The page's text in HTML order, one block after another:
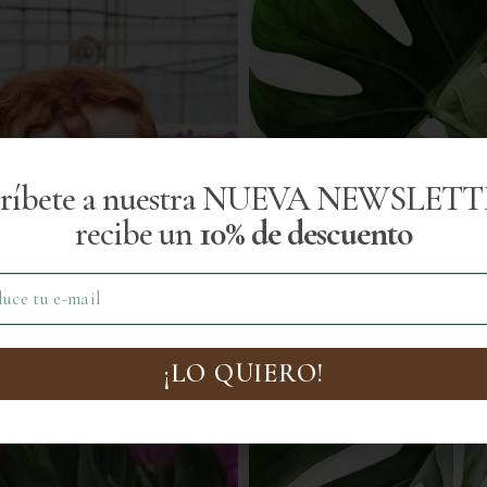
a nuestra NUEVA
recibe un10% de descuento
¡LO QUIERO!